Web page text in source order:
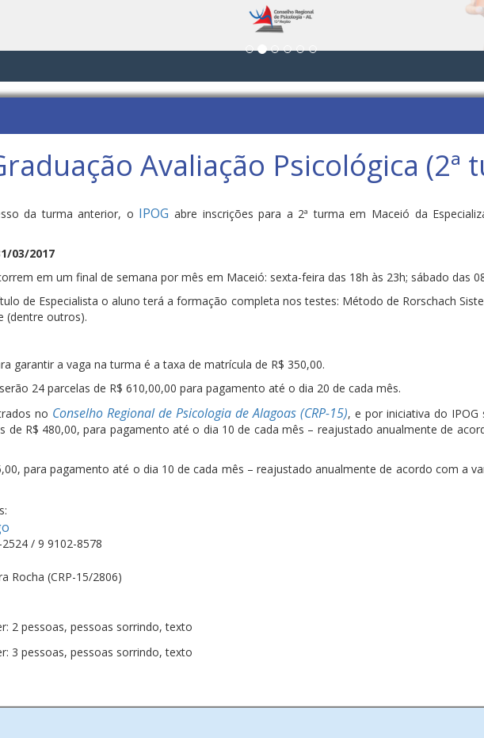
Avaliação Psicológica (2ª
da turma anterior, o IPOG abre inscrições para a 2ª turma em Maceió da
03/2017
em um final de semana por mês em Maceió: sexta-feira das 18h às 23h; sábado das
de Especialista o aluno terá a formação completa nos testes: Método de Rorschach
(dentre outros).
garantir a vaga na turma é a taxa de matrícula de R$ 350,00.
24 parcelas de R$ 610,00,00 para pagamento até o dia 20 de cada mês.
no Conselho Regional de Psicologia de Alagoas (CRP-15), e por iniciativa do
de R$ 480,00, para pagamento até o dia 10 de cada mês – reajustado anualmente de
para pagamento até o dia 10 de cada mês – reajustado anualmente de acordo com a
/ 9 9102-8578
Rocha (CRP-15/2806)